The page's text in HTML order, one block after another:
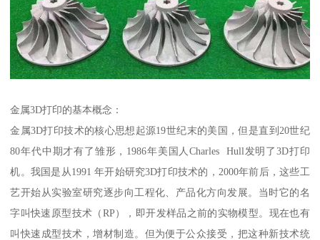
金属3D打印的基本概念：
金属3D打印技术的核心思想起源19世纪末的美国，但是直到20世纪
80年代中期才有了雏形，1986年美国人Charles Hull发明了3D打印
机。我国是从1991 年开始研究3D打印技术的，2000年前后，这些工
艺开始从实验室研究逐步向工程化、产品化方向发展。当时它的名
字叫快速原型技术（RP），即开发样品之前的实物模型。现在也有
叫快速成型技术，增材制造。但为便于公众接受，把这种新技术统